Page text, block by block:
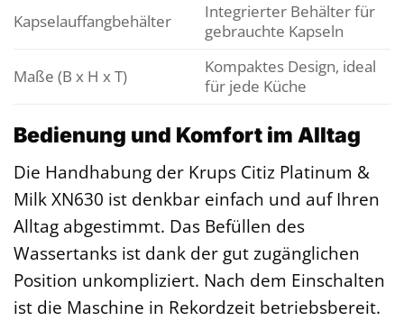
Kapselauffangbehälter
Integrierter Behälter für
gebrauchte Kapseln
Maße (B x H x T)
Kompaktes Design, ideal
für jede Küche
Bedienung und Komfort im Alltag
Die Handhabung der Krups Citiz Platinum &
Milk XN630 ist denkbar einfach und auf Ihren
Alltag abgestimmt. Das Befüllen des
Wassertanks ist dank der gut zugänglichen
Position unkompliziert. Nach dem Einschalten
ist die Maschine in Rekordzeit betriebsbereit.